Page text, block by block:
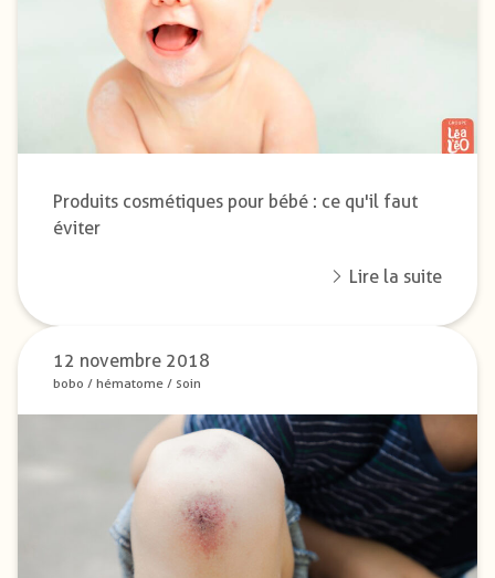
Produits cosmétiques pour bébé : ce qu'il faut
éviter
Lire la suite
12 novembre 2018
bobo / hématome / soin